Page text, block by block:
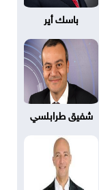
باسك أير
شفيق طرابلسي